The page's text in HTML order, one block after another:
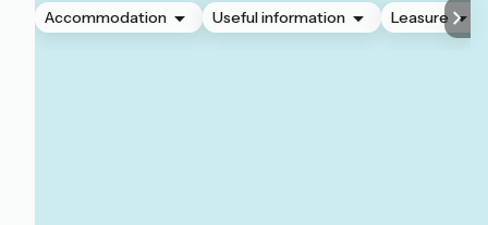
Accommodation Useful information Leasure